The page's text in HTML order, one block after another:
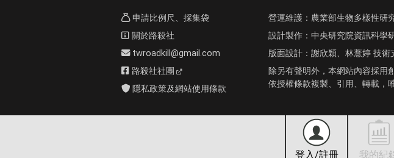
登入/註冊 我的紀
申請比例尺、採集袋
關於路殺社
twroadkill@gmail.com
路殺社社團
隱私政策及網站使用條款
營運維護： 農業部生物多樣性研
設計製作： 中央研究院資訊科學
版面設計： 謝欣穎、林薏婷 技術
除另有聲明外，本網站內容採用
依授權條款複製、引用、轉載，